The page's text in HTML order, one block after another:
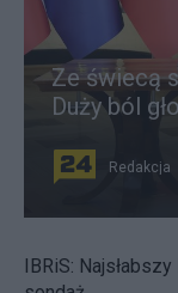
Ze świecą
Duży ból
Redakcja
IBRiS: